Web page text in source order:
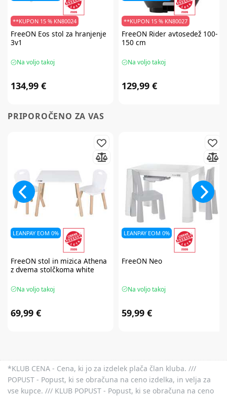
**KUPON 15 % KN80024
FreeON Eos stol za hranjenje
3v1
Na voljo takoj
134,99 €
**KUPON 15 % KN80027
FreeON Rider avtosedež 100-
150 cm
Na voljo takoj
129,99 €
PRIPOROČENO ZA VAS
LEANPAY EOM 0%
FreeON stol in mizica Athena
z dvema stolčkoma white
Na voljo takoj
69,99 €
LEANPAY EOM 0%
FreeON Neo
Na voljo takoj
59,99 €
*KLUB CENA - Cena, ki jo za izdelek plača član kluba. ///
POPUST - Popust, ki se obračuna na ceno izdelka, in velja za
vse kupce. /// KLUB POPUST - Popust, ki se obračuna na ceno